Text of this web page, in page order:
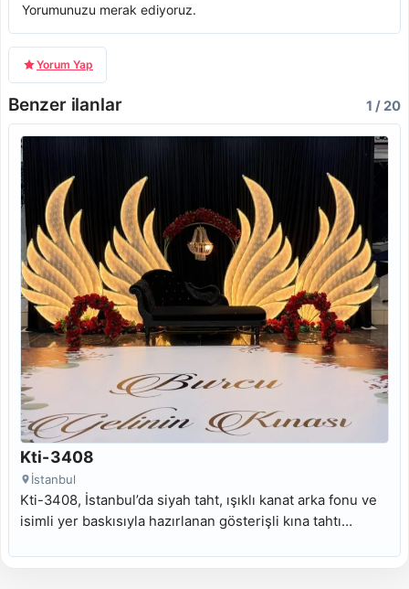
Yorumunuzu merak ediyoruz.
Yorum Yap
Benzer ilanlar 1 / 20
Kti-3408
İstanbul
Kti-3408, İstanbul’da siyah taht, ışıklı kanat arka fonu ve
isimli yer baskısıyla hazırlanan gösterişli kına tahtı